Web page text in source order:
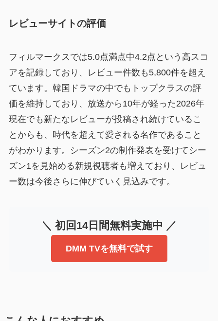
レビューサイトの評価
フィルマークスでは5.0点満点中4.2点という高スコ
アを記録しており、レビュー件数も5,800件を超え
ています。韓国ドラマの中でもトップクラスの評
価を維持しており、放送から10年が経った2026年
現在でも新たなレビューが投稿され続けているこ
とからも、時代を超えて愛される名作であること
がわかります。シーズン2の制作発表を受けてシー
ズン1を見始める新規視聴者も増えており、レビュ
ー数は今後さらに伸びていく見込みです。
＼ 初回14日間無料実施中 ／
DMM TVを無料で試す